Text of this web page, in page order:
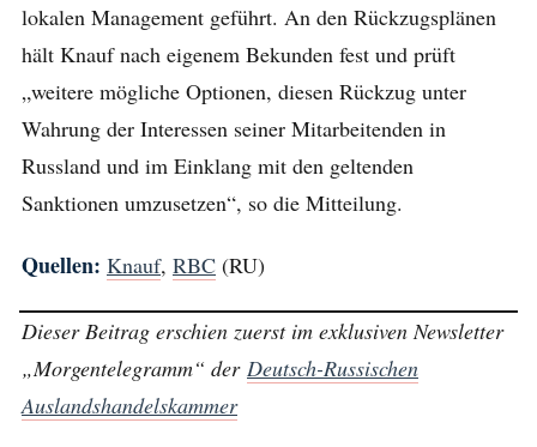
lokalen Management geführt. An den Rückzugsplänen
hält Knauf nach eigenem Bekunden fest und prüft
„weitere mögliche Optionen, diesen Rückzug unter
Wahrung der Interessen seiner Mitarbeitenden in
Russland und im Einklang mit den geltenden
Sanktionen umzusetzen“, so die Mitteilung.
Quellen: Knauf, RBC (RU)
Dieser Beitrag erschien zuerst im exklusiven Newsletter
„Morgentelegramm“ der Deutsch-Russischen
Auslandshandelskammer